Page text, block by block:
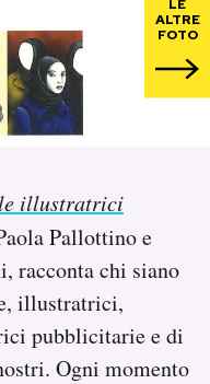
LE
ALTRE
FOTO
illustratrici
Pallottino e
racconta chi siano
illustratrici,
pubblicitarie e di
Ogni momento